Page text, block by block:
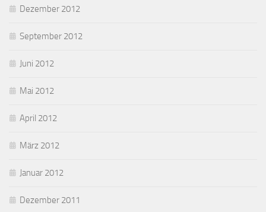
Dezember 2012
September 2012
Juni 2012
Mai 2012
April 2012
März 2012
Januar 2012
Dezember 2011